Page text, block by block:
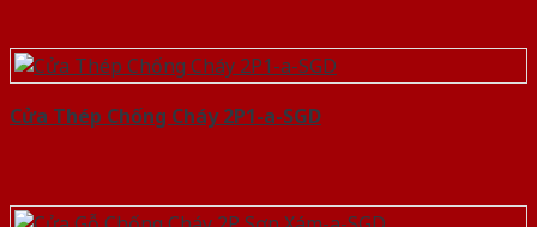
Cửa Thép Chống Cháy 2P1-a-SGD